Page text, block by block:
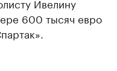
600 тысяч евро